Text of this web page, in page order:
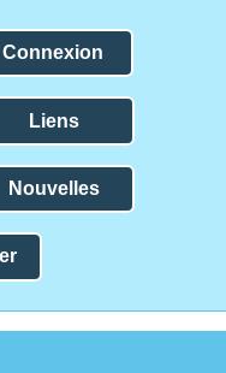
Connexion
Liens
Nouvelles